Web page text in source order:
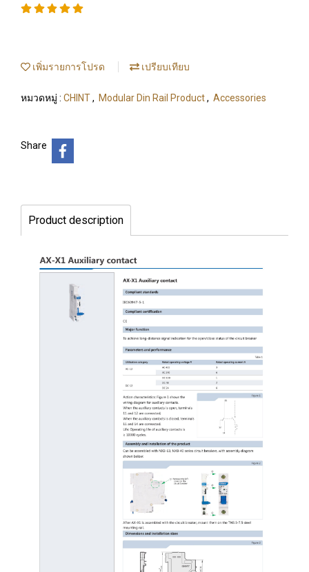
เพิ่มรายการโปรด เปรียบเทียบ
หมวดหมู่ : CHINT, Modular Din Rail Product, Accessories
Share
Product description